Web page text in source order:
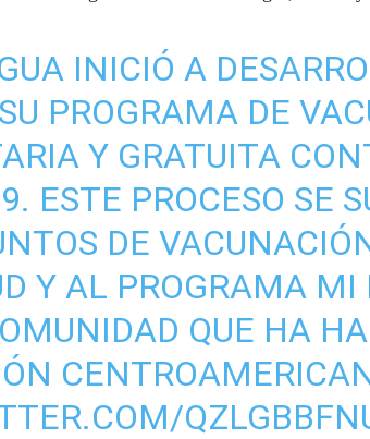
INICIÓ A
PROGRAMA DE
Y GRATUITA
ESTE PROCESO SE
DE
Y AL PROGRAMA MI
QUE HA